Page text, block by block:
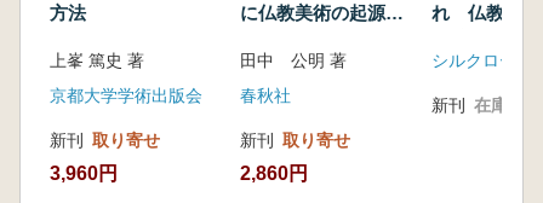
方法
上峯 篤史 著
京都大学学術出版会
新刊 取り寄せ
3,960円
に仏教美術の起源を
田中 公明 著
春秋社
新刊 取り寄せ
2,860円
れ 仏教文化
新刊 在庫なし